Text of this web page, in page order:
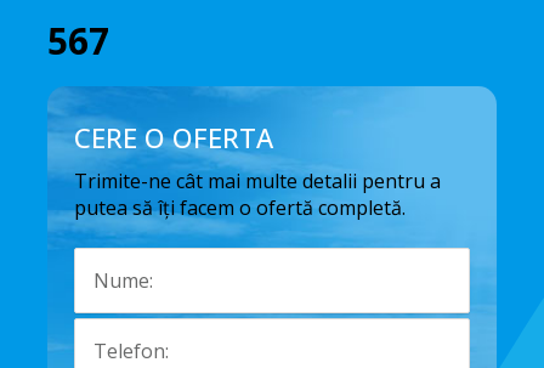
567
CERE O OFERTA
Trimite-ne cât mai multe detalii pentru a
putea să îți facem o ofertă completă.